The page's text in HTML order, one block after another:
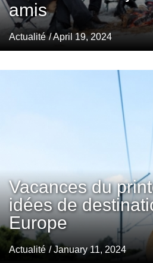
amis
Actualité / April 19, 2024
Vacances du
idées de
Europe
Actualité / January 11, 2024